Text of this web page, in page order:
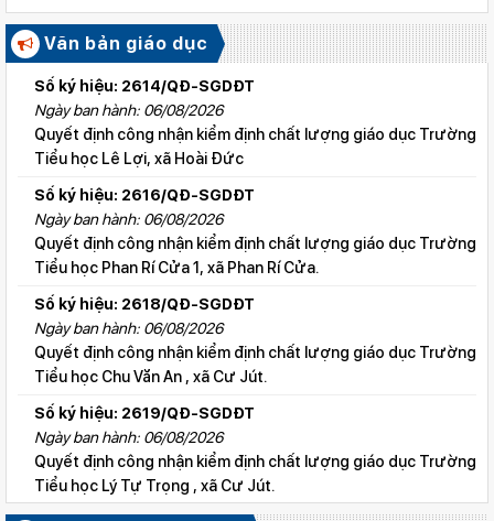
quốc gia
Văn bản giáo dục
Số ký hiệu: 2614/QĐ-SGDĐT
Ngày ban hành: 06/08/2026
Quyết định công nhận kiểm định chất lượng giáo dục Trường
Tiểu học Lê Lợi, xã Hoài Đức
Số ký hiệu: 2616/QĐ-SGDĐT
Ngày ban hành: 06/08/2026
Quyết định công nhận kiểm định chất lượng giáo dục Trường
Tiểu học Phan Rí Cửa 1, xã Phan Rí Cửa.
Số ký hiệu: 2618/QĐ-SGDĐT
Ngày ban hành: 06/08/2026
Quyết định công nhận kiểm định chất lượng giáo dục Trường
Tiểu học Chu Văn An , xã Cư Jút.
Số ký hiệu: 2619/QĐ-SGDĐT
Ngày ban hành: 06/08/2026
Quyết định công nhận kiểm định chất lượng giáo dục Trường
Tiểu học Lý Tự Trọng , xã Cư Jút.